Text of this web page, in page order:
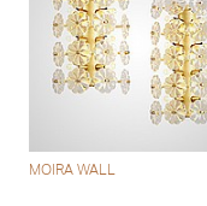
MOIRA WALL